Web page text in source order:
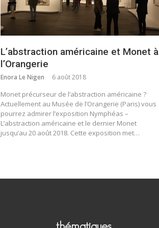
L’abstraction américaine et Monet à
l’Orangerie
Enora Le Nigen 6 août 2018
Monet précurseur de l’abstraction américaine ?
Actuellement au Musée de l’Orangerie (Paris) vous
pourrez admirer l’exposition Nymphéas –
L’abstraction américaine et le dernier Monet
jusqu’au 20 août 2018. Cette exposition met…